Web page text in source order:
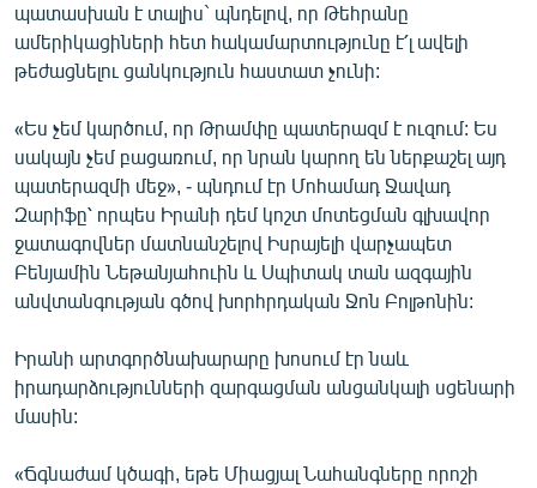
պատասխան է տալիս` պնդելով, որ Թեհրանը
ամերիկացիների հետ հակամարտությունը է՛լ ավելի
թեժացնելու ցանկություն հաստատ չունի:
«Ես չեմ կարծում, որ Թրամփը պատերազմ է ուզում: Ես
սակայն չեմ բացառում, որ նրան կարող են ներքաշել այդ
պատերազմի մեջ», - պնդում էր Մոհամադ Ջավադ
Զարիֆը՝ որպես Իրանի դեմ կոշտ մոտեցման գլխավոր
ջատագովներ մատնանշելով Իսրայելի վարչապետ
Բենյամին Նեթանյահուին և Սպիտակ տան ազգային
անվտանգության գծով խորհրդական Ջոն Բոլթոնին:
Իրանի արտգործնախարարը խոսում էր նաև
իրադարձությունների զարգացման անցանկալի սցենարի
մասին:
«Ճգնաժամ կծագի, եթե Միացյալ Նահանգները որոշի